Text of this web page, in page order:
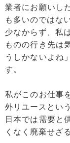
業者にお願いし
も多いのではな
少なからず、私
ものの行き先は
うしかないよね
す。
私がこのお仕事
外リユースとい
日本では需要と
くなく廃棄せざ